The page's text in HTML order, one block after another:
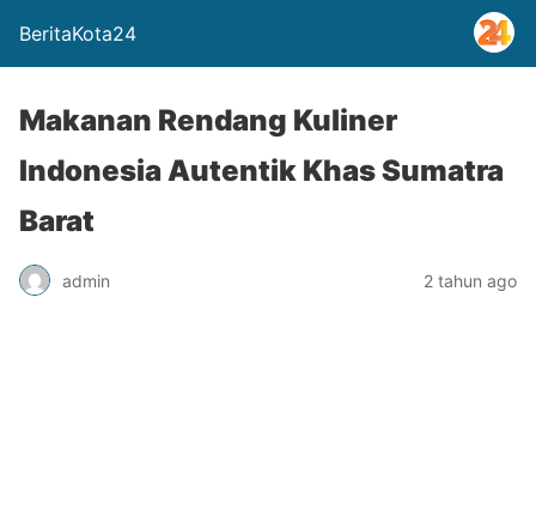
BeritaKota24
Makanan Rendang Kuliner
Indonesia Autentik Khas Sumatra
Barat
admin 2 tahun ago